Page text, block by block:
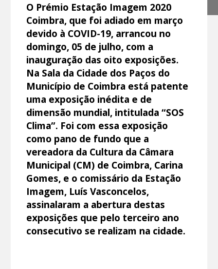
O Prémio Estação Imagem 2020
Coimbra, que foi adiado em março
devido à COVID-19, arrancou no
domingo, 05 de julho, com a
inauguração das oito exposições.
Na Sala da Cidade dos Paços do
Município de Coimbra está patente
uma exposição inédita e de
dimensão mundial, intitulada “SOS
Clima”. Foi com essa exposição
como pano de fundo que a
vereadora da Cultura da Câmara
Municipal (CM) de Coimbra, Carina
Gomes, e o comissário da Estação
Imagem, Luís Vasconcelos,
assinalaram a abertura destas
exposições que pelo terceiro ano
consecutivo se realizam na cidade.